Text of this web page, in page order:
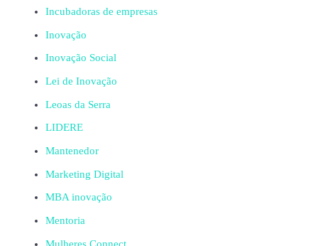
Incubadoras de empresas
Inovação
Inovação Social
Lei de Inovação
Leoas da Serra
LIDERE
Mantenedor
Marketing Digital
MBA inovação
Mentoria
Mulheres Connect